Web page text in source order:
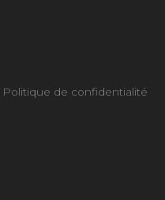
Politique de confidentialité